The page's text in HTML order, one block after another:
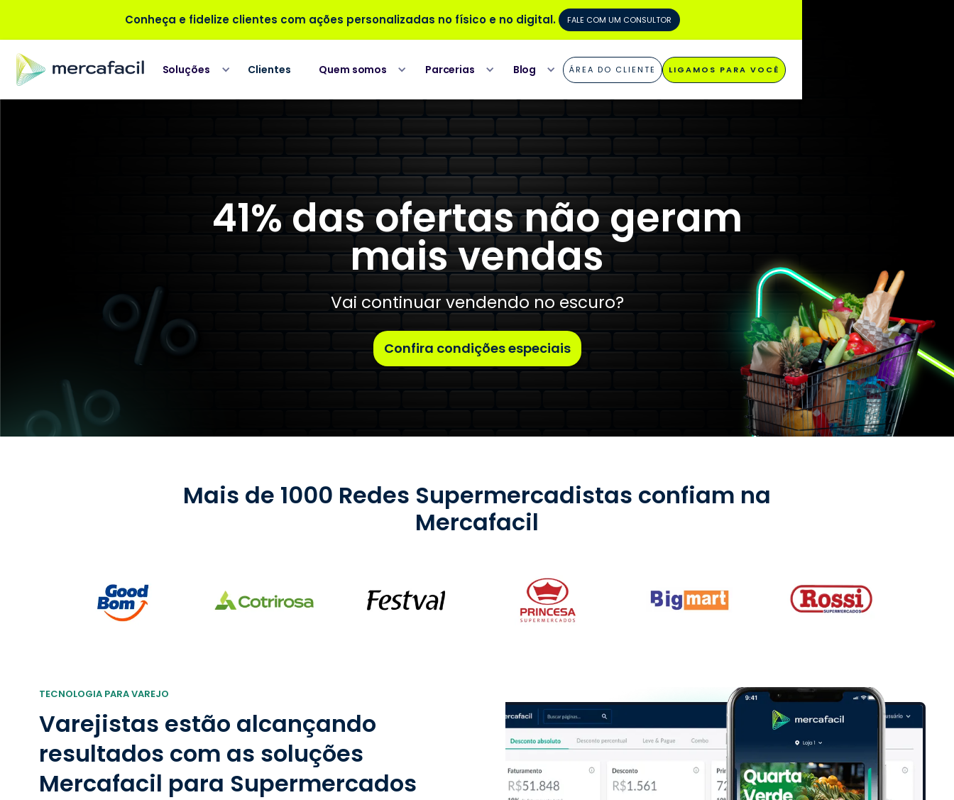
Conheça e fidelize clientes com ações personalizadas no físico e no digital. FALE COM UM CONSULTOR
Soluções Clientes Quem somos Parcerias Blog ÁREA DO CLIENTE LIGAMOS PARA VOCÊ
41% das ofertas não geram
mais vendas
Vai continuar vendendo no escuro?
Confira condições especiais
Mais de 1000 Redes Supermercadistas confiam na
Mercafacil
TECNOLOGIA PARA VAREJO
Varejistas estão alcançando
resultados com as soluções
Mercafacil para Supermercados